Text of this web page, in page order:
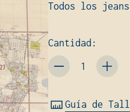
Todos los
Cantidad:
Cantidad
Guía de